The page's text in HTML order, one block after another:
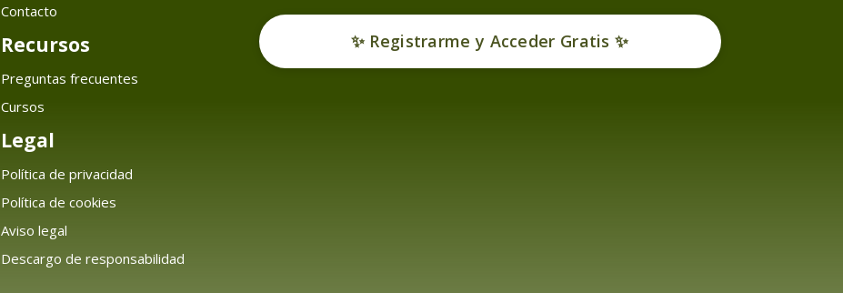
Contacto
Recursos
Preguntas frecuentes
Cursos
Legal
Política de privacidad
Política de cookies
Aviso legal
Descargo de responsabilidad
✨ Registrarme y Acceder Gratis ✨